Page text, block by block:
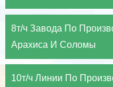
8т/ч Завода По
Арахиса И Соломы
10т/ч Линии По